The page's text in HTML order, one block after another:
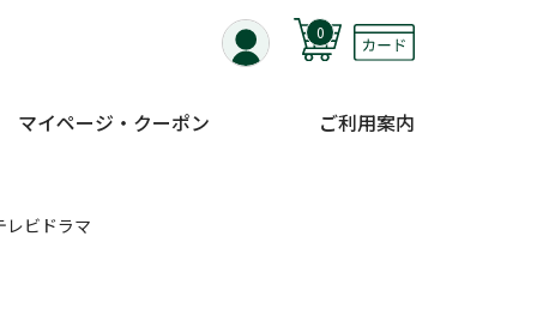
0
マイページ・クーポン ご利用案内
レビドラマ